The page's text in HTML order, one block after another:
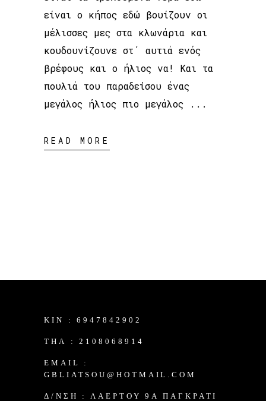
είναι ο κήπος εδώ βουίζουν οι
μέλισσες μες στα κλωνάρια και
κουδουνίζουνε στ΄ αυτιά ενός
βρέφους και ο ήλιος να! Και τα
πουλιά του παραδείσου ένας
μεγάλος ήλιος πιο μεγάλος
READ MORE
KIN :6947842902
TΗΛ :2108068914
EMAIL :
GBLIATSOU@HOTMAIL.COM
Δ/ΝΣΗ : ΛΑΈΡΤΟΥ 9Α ΠΑΓΚΡΆΤΙ